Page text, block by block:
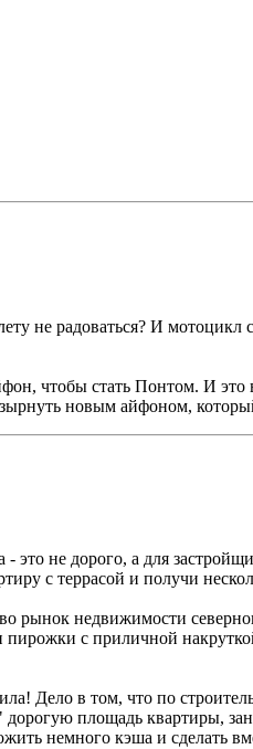
не радоваться? И
чтобы стать Понтом. И
новым айфоном,
это не дорого, а для
с террасой и получи
рынок недвижимости
пирожки с приличной
Дело в том, что по
площадь квартиры,
немного кэша и сделать